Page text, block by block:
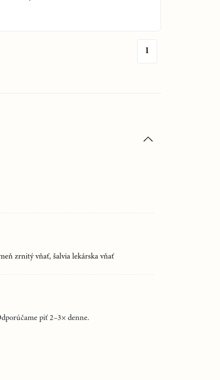
1
zrnitý vňať, šalvia lekárska vňať
piť 2–3× denne.